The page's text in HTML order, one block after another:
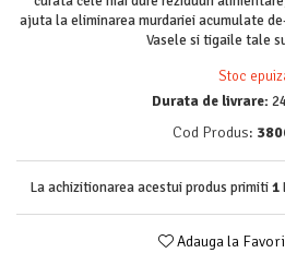
Detergent rufe lichid
Detergent rufe pudră
Înălbitor și îndepărtare pete
Soluții anticalcar, igienizante și
Odorizanți
Odorizanți cameră
ajuta la eliminarea murdariei acumulate
Vasele si tigaile tale
Stoc
Durata de livrare:
Cod Produs:
La achizitionarea acestui produs primiti1
Adauga la